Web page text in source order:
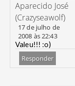
Aparecido José
(Crazyseawolf)
17 de julho de
2008 às 22:43
Valeu!!! :o)
Responder